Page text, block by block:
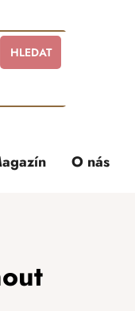
HLEDAT
O nás